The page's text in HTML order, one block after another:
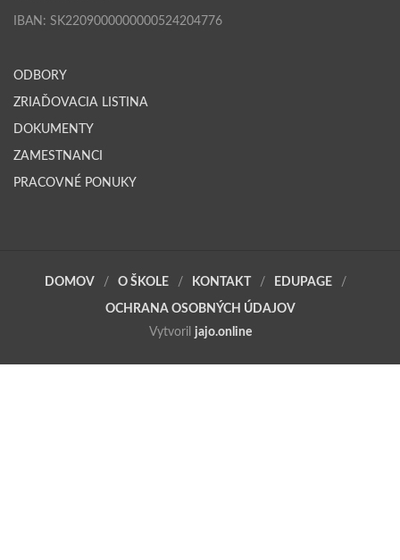
IBAN: SK2209000000000524204776
ODBORY
ZRIAĎOVACIA LISTINA
DOKUMENTY
ZAMESTNANCI
PRACOVNÉ PONUKY
DOMOV O ŠKOLE KONTAKT EDUPAGE
OCHRANA OSOBNÝCH ÚDAJOV
Vytvoril jajo.online